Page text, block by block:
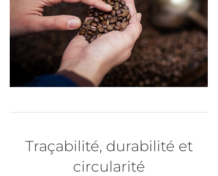
Traçabilité, durabilité et
circularité